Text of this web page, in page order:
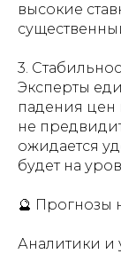
высокие
3.
Эксперты
падения цен
не
ожидается
будет на
🔮 Прогнозы
Аналитики и